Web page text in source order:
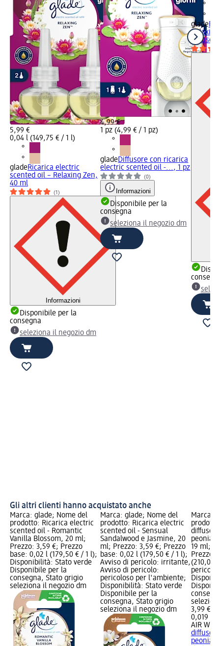
5,99 €
0,04 l (149,75 € / 1 l)
gladeRicarica electric
scented oil – Relaxing Zen,
40 ml
(1)
Informazioni
Disponibile per la
consegna
seleziona il negozio dm
4,99 €
1 pz (4,99 € / 1 pz)
gladeDiffusore con ricarica
electric scented oil -..., 1 pz
(0)
Informazioni
Disponibile per la
consegna
seleziona il negozio dm
glade
Gli altri clienti hanno acquistato anche
Marca: glade; Nome del
prodotto: Ricarica electric
scented oil - Romantic
Vanilla Blossom, 20 ml;
Prezzo: 3,59 €; Prezzo
base: 0,02 l (179,50 € / 1 l);
Disponibilità: Stato verde
Disponibile per la
consegna, Stato grigio
seleziona il negozio dm
Marca: glade; Nome del
prodotto: Ricarica electric
scented oil - Sensual
Sandalwood e Jasmine, 20
ml; Prezzo: 3,59 €; Prezzo
base: 0,02 l (179,50 € / 1 l);
Avviso di pericolo: irritante,
Avviso di pericolo:
pericoloso per l'ambiente;
Disponibilità: Stato verde
Disponibile per la
consegna, Stato grigio
seleziona il negozio dm
Marca:
peonia
19 ml;
Prezzo
(210,00
3,99 €
0,019 l
AIR